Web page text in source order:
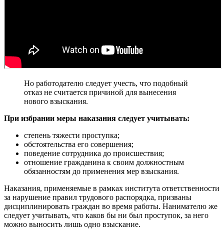
Но работодателю следует учесть, что подобный
отказ не считается причиной для вынесения
нового взыскания.
При избрании меры наказания следует учитывать:
степень тяжести проступка;
обстоятельства его совершения;
поведение сотрудника до происшествия;
отношение гражданина к своим должностным
обязанностям до применения мер взыскания.
Наказания, применяемые в рамках института ответственности
за нарушение правил трудового распорядка, призваны
дисциплинировать граждан во время работы. Нанимателю же
следует учитывать, что каков бы ни был проступок, за него
можно выносить лишь одно взыскание.